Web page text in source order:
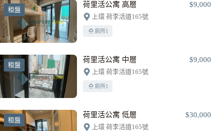
租盤
荷里活公寓 高層 $9,000
上環 荷李活道165號
廁所1
租盤
荷里活公寓 中層 $9,000
上環 荷李活道165號
廁所1
租盤
荷里活公寓 低層 $30,000
上環 荷李活道165號